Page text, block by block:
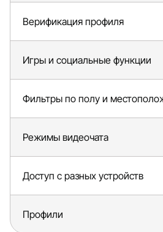
Верификация профиля
Игры и социальные функции
Фильтры по полу и
Режимы видеочата
Доступ с разных устройств
Профили